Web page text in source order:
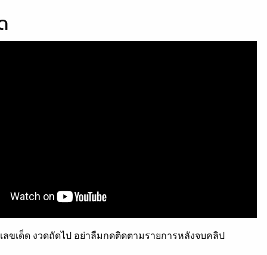
ลขเด็ด งวดถัดไป อย่าลืมกดติดตามรายการหลังจบคลิป